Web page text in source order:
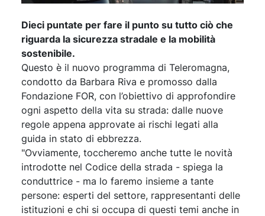
Dieci puntate per fare il punto su tutto ciò che
riguarda la sicurezza stradale e la mobilità
sostenibile.
Questo è il nuovo programma di Teleromagna,
condotto da Barbara Riva e promosso dalla
Fondazione FOR, con l’obiettivo di approfondire
ogni aspetto della vita su strada: dalle nuove
regole appena approvate ai rischi legati alla
guida in stato di ebbrezza.
"Ovviamente, toccheremo anche tutte le novità
introdotte nel Codice della strada - spiega la
conduttrice - ma lo faremo insieme a tante
persone: esperti del settore, rappresentanti delle
istituzioni e chi si occupa di questi temi anche in